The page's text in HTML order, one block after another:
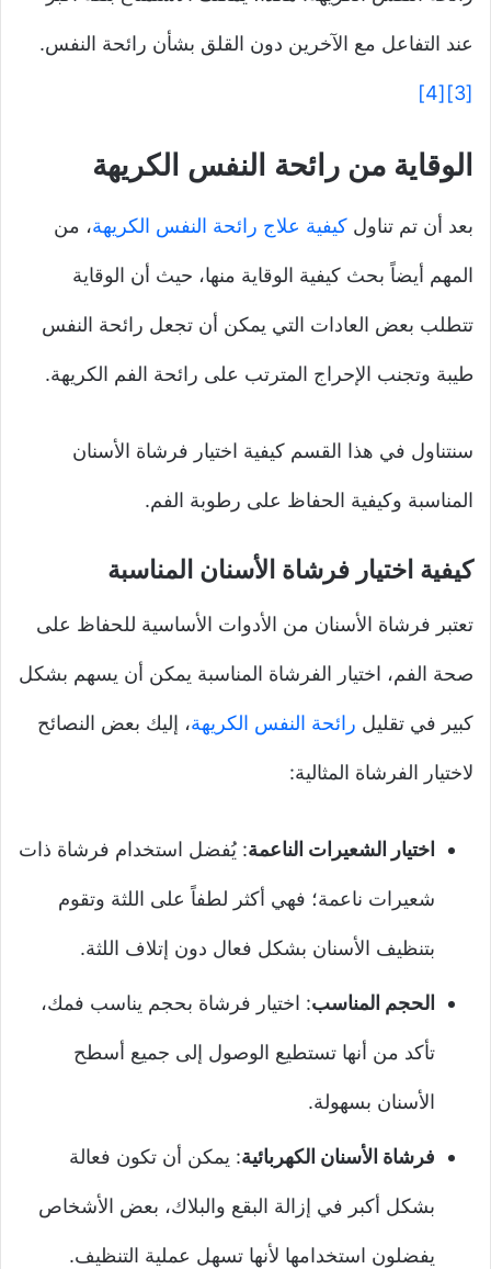
عند التفاعل مع الآخرين دون القلق بشأن رائحة النفس.
[3]
[4]
الوقاية من رائحة النفس الكريهة
بعد أن تم تناول كيفية علاج رائحة النفس الكريهة، من
المهم أيضاً بحث كيفية الوقاية منها، حيث أن الوقاية
تتطلب بعض العادات التي يمكن أن تجعل رائحة النفس
طيبة وتجنب الإحراج المترتب على رائحة الفم الكريهة.
سنتناول في هذا القسم كيفية اختيار فرشاة الأسنان
المناسبة وكيفية الحفاظ على رطوبة الفم.
كيفية اختيار فرشاة الأسنان المناسبة
تعتبر فرشاة الأسنان من الأدوات الأساسية للحفاظ على
صحة الفم، اختيار الفرشاة المناسبة يمكن أن يسهم بشكل
كبير في تقليل رائحة النفس الكريهة، إليك بعض النصائح
لاختيار الفرشاة المثالية:
اختيار الشعيرات الناعمة: يُفضل استخدام فرشاة ذات
شعيرات ناعمة؛ فهي أكثر لطفاً على اللثة وتقوم
بتنظيف الأسنان بشكل فعال دون إتلاف اللثة.
الحجم المناسب: اختيار فرشاة بحجم يناسب فمك،
تأكد من أنها تستطيع الوصول إلى جميع أسطح
الأسنان بسهولة.
فرشاة الأسنان الكهربائية: يمكن أن تكون فعالة
بشكل أكبر في إزالة البقع والبلاك، بعض الأشخاص
يفضلون استخدامها لأنها تسهل عملية التنظيف.